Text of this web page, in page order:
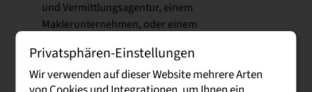
und Vermittlungsagentur, einem
Maklerunternehmen, oder einem
Privatsphären-Einstellungen
Wir verwenden auf dieser Website mehrere Arten